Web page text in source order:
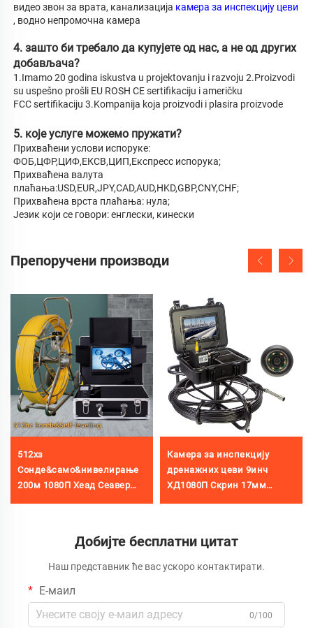
видео звон за врата, канализација
, водно непромочна камера
4. зашто би требало да купујете од нас, а не од других
добављача?
1.Imamo 20 godina iskustva u projektovanju i razvoju 2.Proizvodi
su uspešno prošli EU ROSH CE sertifikaciju i američku
FCC sertifikaciju 3.Kompanija koja proizvodi i plasira proizvode
5. које услуге можемо пружати?
Прихваћени услови испоруке:
ФОБ,ЦФР,ЦИФ,ЕКСВ,ЦИП,Експресс испорука;
Прихваћена валута
плаћања:USD,EUR,JPY,CAD,AUD,HKD,GBP,CNY,CHF;
Прихваћена врста плаћања: нула;
Језик који се говори: енглески, кинески
Препоручени производи
512хз
Сонде&само&нивелирање
200м 1080П Хеад Сеавер
Фабрика Цреис
Камера за инспекцију
дренажних цеви 9инч
ХД1080П Скрин 17мм
Добијте бесплатни цитат
Наш представник ће вас ускоро контактирати.
Е-маил
0/100